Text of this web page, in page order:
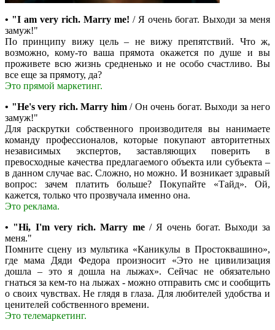
• "I am very rich. Marry me! / Я очень богат. Выходи за меня
замуж!"
По принципу вижу цель – не вижу препятствий. Что ж,
возможно, кому-то ваша прямота окажется по душе и вы
проживете всю жизнь средненько и не особо счастливо. Вы
все еще за прямоту, да?
Это прямой маркетинг.
• "He's very rich. Marry him/ Он очень богат. Выходи за него
замуж!"
Для раскрутки собственного производителя вы нанимаете
команду профессионалов, которые покупают авторитетных
независимых экспертов, заставляющих поверить в
превосходные качества предлагаемого объекта или субъекта –
в данном случае вас. Сложно, но можно. И возникает здравый
вопрос: зачем платить больше? Покупайте «Тайд». Ой,
кажется, только что прозвучала именно она.
Это реклама.
• "Hi, I'm very rich. Marry me/ Я очень богат. Выходи за
меня."
Помните сцену из мультика «Каникулы в Простоквашино»,
где мама Дяди Федора произносит «Это не цивилизация
дошла – это я дошла на лыжах». Сейчас не обязательно
гнаться за кем-то на лыжах - можно отправить смс и сообщить
о своих чувствах. Не глядя в глаза. Для любителей удобства и
ценителей собственного времени.
Это телемаркетинг.